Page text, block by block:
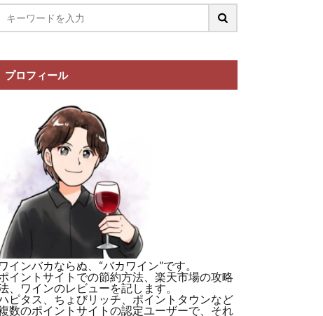
プロフィール
ワインバカならぬ、“バカワイン”です。
イントサイトでの節約方法、楽天市場の攻略
、ワインのレビューを記します。
ピタス、ちょびリッチ、ポイントタウンなど
数のポイントサイトの認定ユーザーで、それ